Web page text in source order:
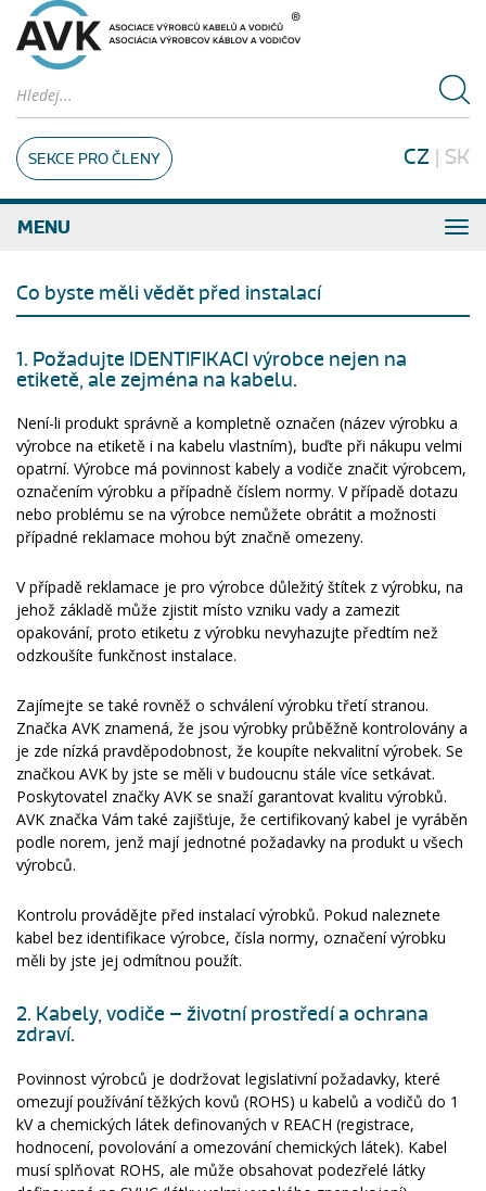
SEKCE PRO ČLENY CZ | SK
MENU
Co byste měli vědět před instalací
1. Požadujte IDENTIFIKACI výrobce nejen na
etiketě, ale zejména na kabelu.
Není-li produkt správně a kompletně označen (název výrobku a
výrobce na etiketě i na kabelu vlastním), buďte při nákupu velmi
opatrní. Výrobce má povinnost kabely a vodiče značit výrobcem,
označením výrobku a případně číslem normy. V případě dotazu
nebo problému se na výrobce nemůžete obrátit a možnosti
případné reklamace mohou být značně omezeny.
V případě reklamace je pro výrobce důležitý štítek z výrobku, na
jehož základě může zjistit místo vzniku vady a zamezit
opakování, proto etiketu z výrobku nevyhazujte předtím než
odzkoušíte funkčnost instalace.
Zajímejte se také rovněž o schválení výrobku třetí stranou.
Značka AVK znamená, že jsou výrobky průběžně kontrolovány a
je zde nízká pravděpodobnost, že koupíte nekvalitní výrobek. Se
značkou AVK by jste se měli v budoucnu stále více setkávat.
Poskytovatel značky AVK se snaží garantovat kvalitu výrobků.
AVK značka Vám také zajišťuje, že certifikovaný kabel je vyráběn
podle norem, jenž mají jednotné požadavky na produkt u všech
výrobců.
Kontrolu provádějte před instalací výrobků. Pokud naleznete
kabel bez identifikace výrobce, čísla normy, označení výrobku
měli by jste jej odmítnou použít.
2. Kabely, vodiče – životní prostředí a ochrana
zdraví.
Povinnost výrobců je dodržovat legislativní požadavky, které
omezují používání těžkých kovů (ROHS) u kabelů a vodičů do 1
kV a chemických látek definovaných v REACH (registrace,
hodnocení, povolování a omezování chemických látek). Kabel
musí splňovat ROHS, ale může obsahovat podezřelé látky